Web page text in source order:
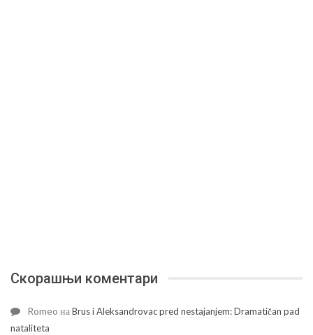
Скорашњи коментари
Romeo наBrus i Aleksandrovac pred nestajanjem: Dramatičan pad
nataliteta